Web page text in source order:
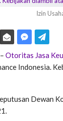
Izin
– Otoritas Jasa
Indonesia.
Dewan